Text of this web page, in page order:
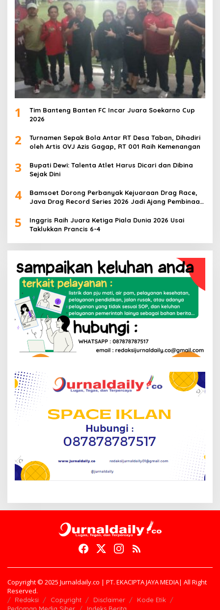
1
Tim Banteng Banten FC Incar Juara Soekarno Cup
2026
2
Turnamen Sepak Bola Antar RT Desa Taban, Dihadiri
oleh Artis OVJ Azis Gagap, RT 001 Raih Kemenangan
3
Bupati Dewi: Talenta Atlet Harus Dicari dan Dibina
Sejak Dini
4
Bamsoet Dorong Perbanyak Kejuaraan Drag Race,
Java Drag Record Series 2026 Jadi Ajang Pembinaan
5
Inggris Raih Juara Ketiga Piala Dunia 2026 Usai
Taklukkan Prancis 6-4
Copyright © 2025 Jurnaldaily.co | PT. EKACIPTA JAYA MEDIA| All Right
Reserved.
Redaksi Copyright Disclaimer
Kode Etik